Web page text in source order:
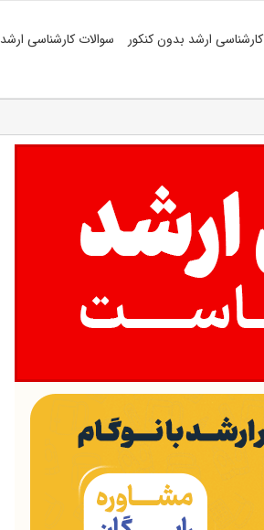
کارشناسی ارشد بدون کنکور سوالات کارشناسی ارشد